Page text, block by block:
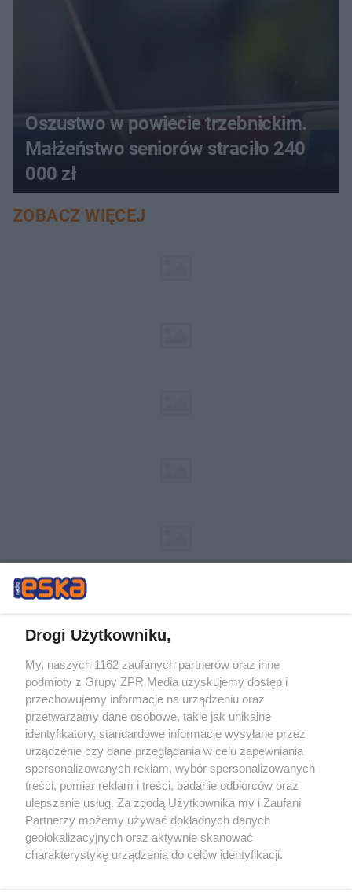
Oszustwo w powiecie trzebnickim.
Małżeństwo seniorów straciło 240
000 zł
ZOBACZ WIĘCEJ
Żaden utwór zamieszczony w serwisie nie może być powielany i
rozpowszechniany lub dalej rozpowszechniany w jakikolwiek sposób (w
tym także elektroniczny lub mechaniczny) na jakimkolwiek polu
eksploatacji w jakiejkolwiek formie, włącznie z umieszczaniem w
Internecie bez pisemnej zgody właściciela praw. Jakiekolwiek użycie lub
wykorzystanie utworów w całości lub w części z naruszeniem prawa,
tzn. bez właściwej zgody, jest zabronione pod groźbą kary i może być
ścigane prawnie.
Drogi Użytkowniku,
My, naszych 1162 zaufanych partnerów oraz inne
podmioty z Grupy ZPR Media uzyskujemy dostęp i
przechowujemy informacje na urządzeniu oraz
przetwarzamy dane osobowe, takie jak unikalne
identyfikatory, standardowe informacje wysyłane przez
urządzenie czy dane przeglądania w celu zapewniania
spersonalizowanych reklam, wybór spersonalizowanych
treści, pomiar reklam i treści, badanie odbiorców oraz
ulepszanie usług. Za zgodą Użytkownika my i Zaufani
Partnerzy możemy używać dokładnych danych
geolokalizacyjnych oraz aktywnie skanować
charakterystykę urządzenia do celów identyfikacji.